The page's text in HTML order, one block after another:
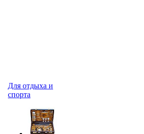
Для отдыха и
спорта